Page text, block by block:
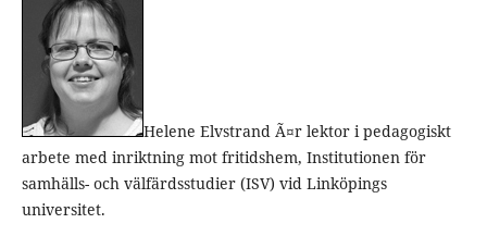
Helene Elvstrand Ã¤r lektor i pedagogiskt
arbete med inriktning mot fritidshem, Institutionen för
samhälls- och välfärdsstudier (ISV) vid Linköpings
universitet.